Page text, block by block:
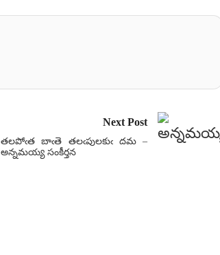
Next Post
తలపోఁత బాఁతె తలఁపులకుఁ దమ –
అన్నమయ్య సంకీర్తన